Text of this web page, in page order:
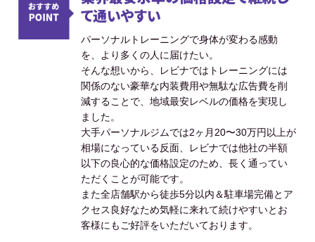
て通いやすい
パーソナルトレーニングで身体が変わる感動
を、より多くの人に届けたい。
そんな想いから、レビナではトレーニングには
関係のない豪華な内装費用や無駄な広告費を削
減することで、地域最安レベルの価格を実現し
ました。
大手パーソナルジムでは2ヶ月20〜30万円以上が
相場になっている反面、レビナでは他社の半額
以下の良心的な価格設定のため、長く通ってい
ただくことが可能です。
また全店舗駅から徒歩5分以内＆駐車場完備とア
クセス良好なため気軽に来れて続けやすいとお
客様にもご好評をいただいております。